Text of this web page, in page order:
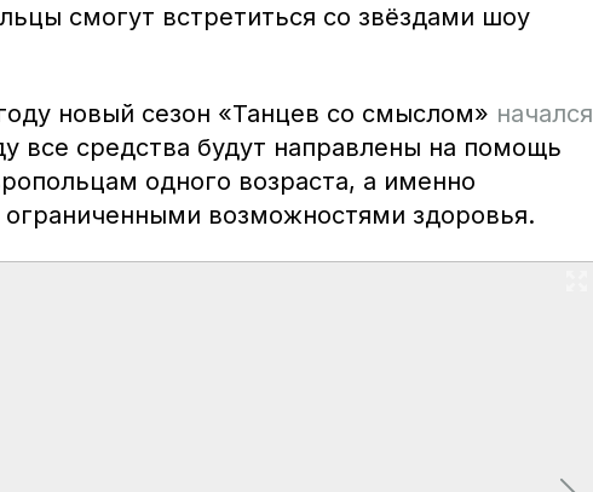
смогут встретиться со звёздами шоу
новый сезон «Танцев со смыслом» начался
все средства будут направлены на помощь
одного возраста, а именно
ограниченными возможностями здоровья.